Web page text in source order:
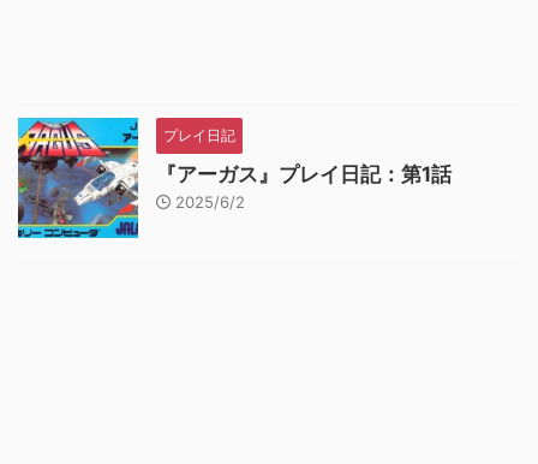
プレイ日記
『アーガス』プレイ日記：第1話
2025/6/2